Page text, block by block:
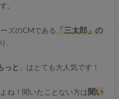
。
ズのCMである「三太郎」の
、
っと 」はとても大人気です！
ね！聞いたことない方は聞い